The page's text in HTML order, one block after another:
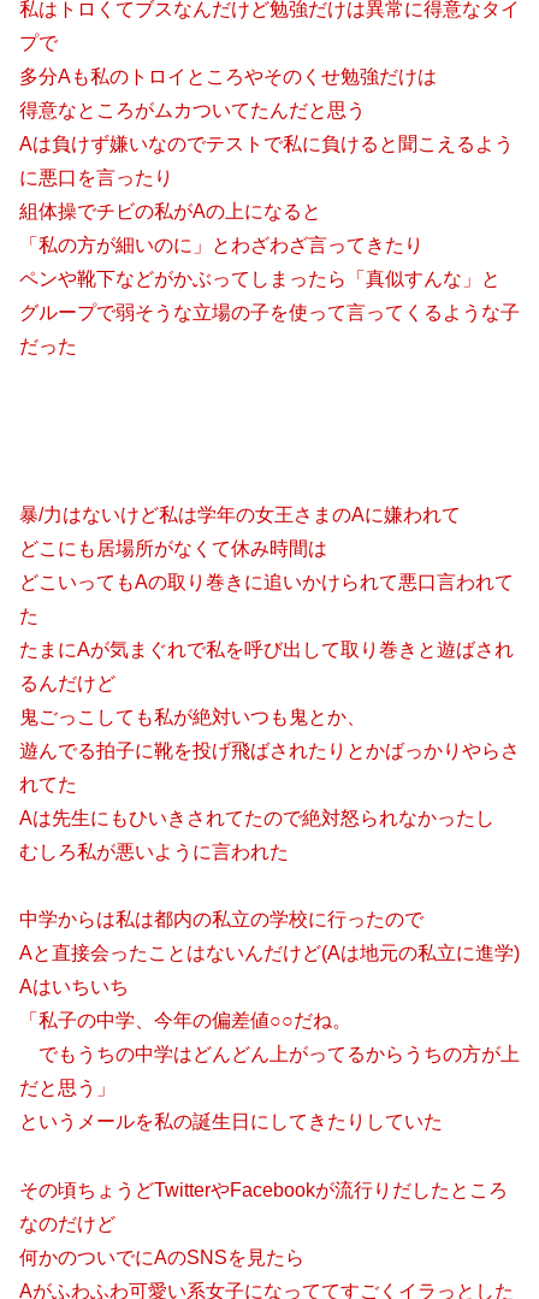
私はトロくてブスなんだけど勉強だけは異常に得意なタイ
プで
多分Aも私のトロイところやそのくせ勉強だけは
得意なところがムカついてたんだと思う
Aは負けず嫌いなのでテストで私に負けると聞こえるよう
に悪口を言ったり
組体操でチビの私がAの上になると
「私の方が細いのに」とわざわざ言ってきたり
ペンや靴下などがかぶってしまったら「真似すんな」と
グループで弱そうな立場の子を使って言ってくるような子
だった
暴/力はないけど私は学年の女王さまのAに嫌われて
どこにも居場所がなくて休み時間は
どこいってもAの取り巻きに追いかけられて悪口言われて
た
たまにAが気まぐれで私を呼び出して取り巻きと遊ばされ
るんだけど
鬼ごっこしても私が絶対いつも鬼とか、
遊んでる拍子に靴を投げ飛ばされたりとかばっかりやらさ
れてた
Aは先生にもひいきされてたので絶対怒られなかったし
むしろ私が悪いように言われた
中学からは私は都内の私立の学校に行ったので
Aと直接会ったことはないんだけど(Aは地元の私立に進学)
Aはいちいち
「私子の中学、今年の偏差値○○だね。
でもうちの中学はどんどん上がってるからうちの方が上
だと思う」
というメールを私の誕生日にしてきたりしていた
その頃ちょうどTwitterやFacebookが流行りだしたところ
なのだけど
何かのついでにAのSNSを見たら
Aがふわふわ可愛い系女子になっててすごくイラっとした